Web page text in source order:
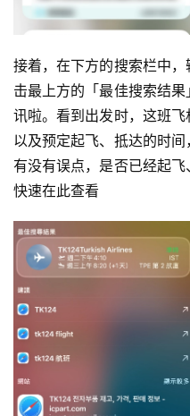
接着，在下方的搜索栏中
击最上方的「最佳搜索结
讯啦。看到出发时，这班飞
以及预定起飞、抵达的时
有没有误点，是否已经起
快速在此查看